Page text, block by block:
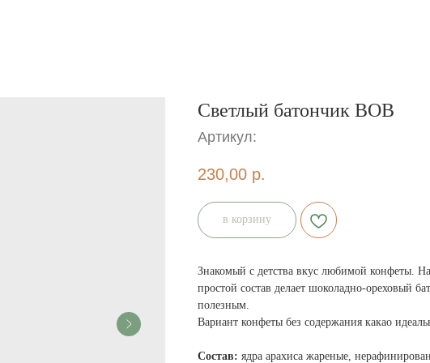
Светлый батончик BOB
Артикул:
230,00 р.
в корзину
Знакомый с детства вкус любимой конфеты.
простой состав делает шоколадно-ореховый
полезным.
Вариант конфеты без содержания какао
Состав: ядра арахиса жареные,